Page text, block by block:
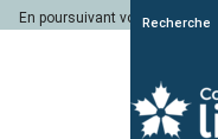
En poursuivant votreRecherche